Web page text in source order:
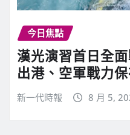
今日焦點
漢光演習首日全
出港、空軍戰力
新一代時報 8 月 5,